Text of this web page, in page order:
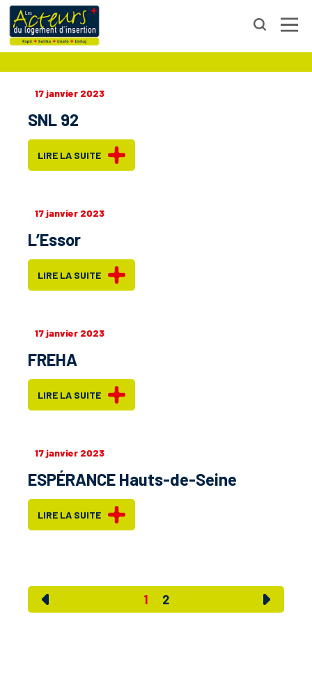
HAUTS-DE-SEINE
17 janvier 2023
SNL 92
LIRE LA SUITE
17 janvier 2023
L’Essor
LIRE LA SUITE
17 janvier 2023
FREHA
LIRE LA SUITE
17 janvier 2023
ESPÉRANCE Hauts-de-Seine
LIRE LA SUITE
1 2